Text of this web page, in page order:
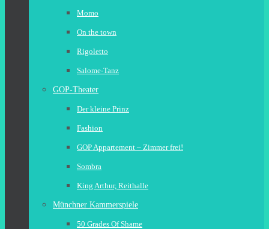
Momo
On the town
Rigoletto
Salome-Tanz
GOP-Theater
Der kleine Prinz
Fashion
GOP Appartement – Zimmer frei!
Sombra
King Arthur, Reithalle
Münchner Kammerspiele
50 Grades Of Shame